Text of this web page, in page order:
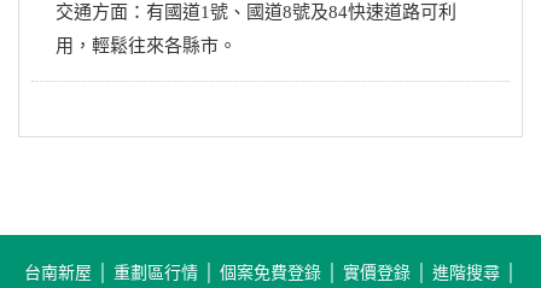
交通方面：有國道1號、國道8號及84快速道路可利
用，輕鬆往來各縣市。
台南新屋 重劃區行情 個案免費登錄 實價登錄 進階搜尋